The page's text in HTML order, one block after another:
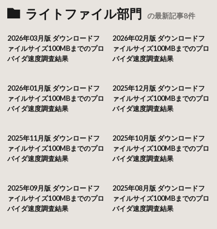
ライトファイル部門 の最新記事8件
2026年03月版 ダウンロードフ
ァイルサイズ100MBまでのプロ
バイダ速度調査結果
2026年02月版 ダウンロードフ
ァイルサイズ100MBまでのプロ
バイダ速度調査結果
2026年01月版 ダウンロードフ
ァイルサイズ100MBまでのプロ
バイダ速度調査結果
2025年12月版 ダウンロードフ
ァイルサイズ100MBまでのプロ
バイダ速度調査結果
2025年11月版 ダウンロードフ
ァイルサイズ100MBまでのプロ
バイダ速度調査結果
2025年10月版 ダウンロードフ
ァイルサイズ100MBまでのプロ
バイダ速度調査結果
2025年09月版 ダウンロードフ
ァイルサイズ100MBまでのプロ
バイダ速度調査結果
2025年08月版 ダウンロードフ
ァイルサイズ100MBまでのプロ
バイダ速度調査結果